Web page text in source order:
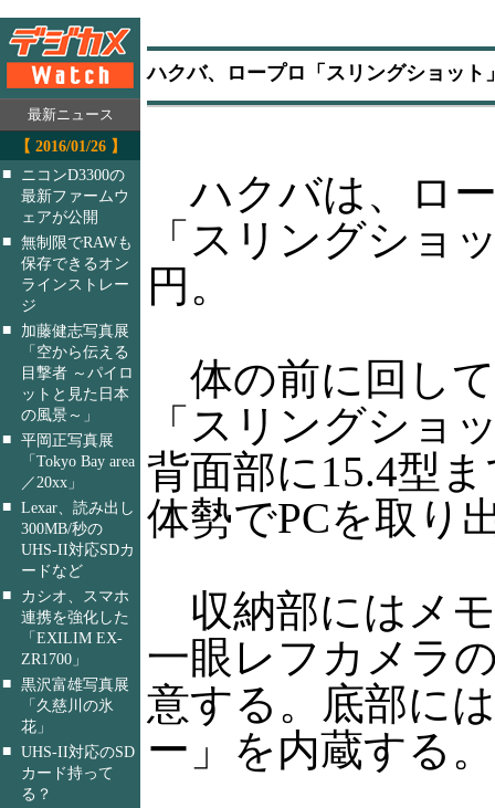
最新ニュース
【 2016/01/26 】
■
ニコンD3300の
最新ファームウ
ェアが公開
■ 無制限でRAWも
保存できるオン
ラインストレー
ジ
■
加藤健志写真展
「空から伝える
目撃者 ～パイロ
ットと見た日本
の風景～」
■ 平岡正写真展
「Tokyo Bay area
／20xx」
■ Lexar、読み出し
300MB/秒の
UHS-II対応SDカ
ードなど
■
カシオ、スマホ
連携を強化した
「EXILIM EX-
ZR1700」
■ 黒沢富雄写真展
「久慈川の氷
花」
■ UHS-II対応のSD
カード持って
る？
ハクバ、ロープロ「スリングショット
ハクバは、ロ
「スリングショ
円。
体の前に回し
「スリングショ
背面部に15.4型
体勢でPCを取り
収納部にはメ
一眼レフカメラ
意する。底部に
ー」を内蔵する。